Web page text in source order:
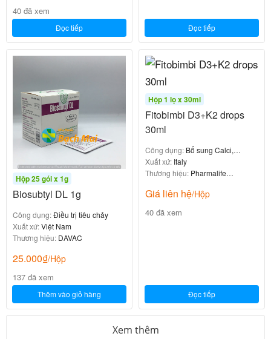
Công dụng của Emothion
Itsup 100
Emothion mang lại nhiều lợi ích cho sức khỏe và sắc
đẹp, được chứng nhận bởi Cục An toàn Thực phẩm –
1. Hỗ trợ chống oxy hóa mạnh mẽ
Emothion giúp
tế bào cơ thể khỏi tác hại của các gốc tự do
cơ chế nền tảng giúp làm chậm lão hóa và ngăn
ngừa nhiều bệnh lý mạn tính.
40 đã xem
Đọc tiếp Đọc tiếp
Hộp 25 gói x 1g
Biosubtyl DL 1g
Công dụng:Điều trị tiêu chảy
Xuất xứ:Việt Nam
Thương hiệu: DAVAC
25.000₫/Hộp
137 đã xem
Thêm vào giỏ hàng
Hộp 1 lọ x 30ml
Fitobimbi D3+K2 drops
30ml
Công dụng: Bổ sung Calci,
Vitamin D
Xuất xứ: Italy
Thương hiệu: Pharmalife
Giá liên hệ/Hộp
40 đã xem
Đọc tiếp
Xem thêm